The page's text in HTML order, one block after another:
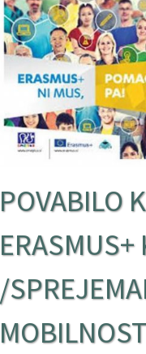
POVABILO
/